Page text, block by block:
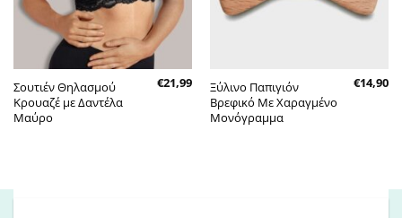
Σουτιέν Θηλασμού
Κρουαζέ με Δαντέλα
Μαύρο
€21,99
Ξύλινο Παπιγιόν
Βρεφικό Με Χαραγμένο
Μονόγραμμα
€14,90